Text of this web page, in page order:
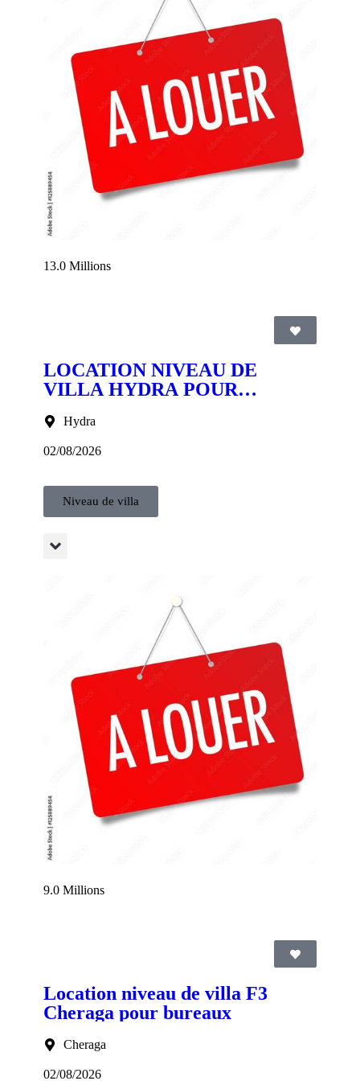
13.0 Millions
LOCATION NIVEAU DE
VILLA HYDRA POUR
Hydra
02/08/2026
Niveau de villa
9.0 Millions
Location niveau de villa F3
Cheraga pour bureaux
Cheraga
02/08/2026